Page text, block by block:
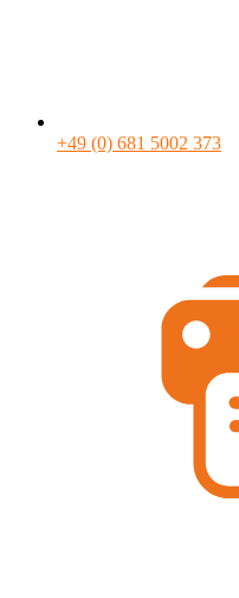
+49 (0) 681 5002 373